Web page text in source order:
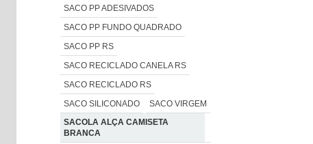
SACO PP ADESIVADOS
SACO PP FUNDO QUADRADO
SACO PP RS
SACO RECICLADO CANELA RS
SACO RECICLADO RS
SACO SILICONADO
SACO VIRGEM
SACOLA ALÇA CAMISETA
BRANCA